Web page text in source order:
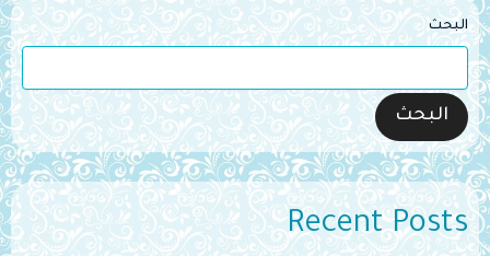
البحث
البحث
Recent Posts